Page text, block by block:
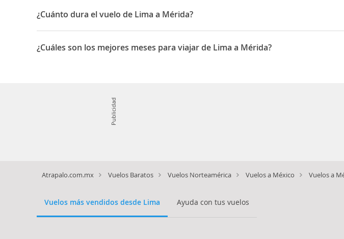
¿Cuánto dura el vuelo de Lima a Mérida?
La duración media para viajar entre Lima y Mérida es 10:25
¿Cuáles son los mejores meses para viajar de Lima a Mérida?
Publicidad
Atrapalo.com.mx Vuelos Baratos Vuelos Norteamérica Vuelos a México Vuelos a
Vuelos más vendidos desde Lima Ayuda con tus vuelos